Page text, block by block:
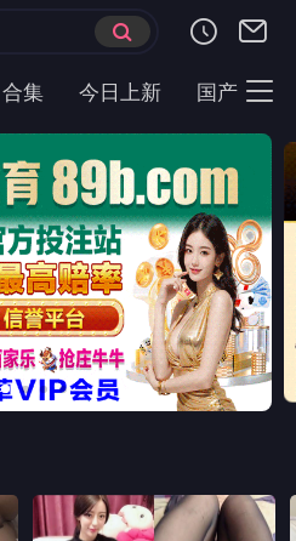
合集 今日上新 国产